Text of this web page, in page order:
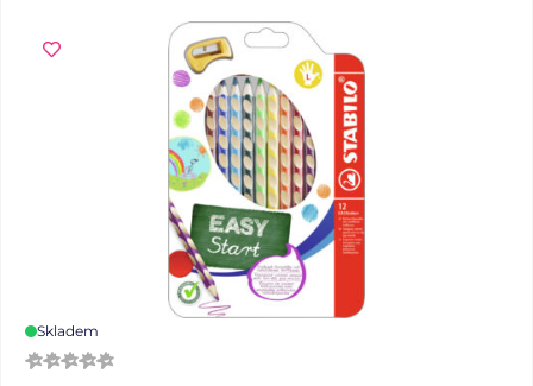
celému diplomu slavnostní i hravý tón. Volné linky
umožňují snadné doplnění jména, důvodu ocenění i data.
Formát: A4 Gramáž: 300 g Motiv: kapybary Druh papíru:
křídový, matný Uvedená cena je za 1 ks.
Skladem